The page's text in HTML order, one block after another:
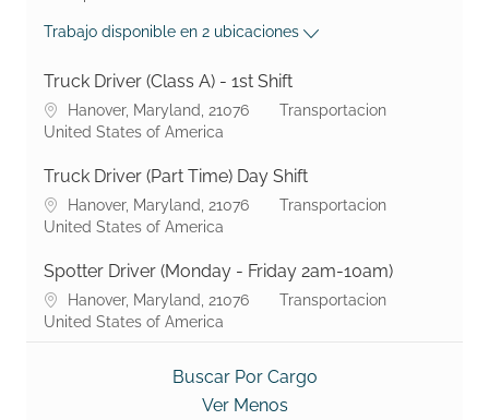
Trabajo disponible en 2 ubicaciones
Truck Driver (Class A) - 1st Shift
No podemos encontrar la página que está buscando.
Hanover, Maryland, 21076 Shaw Industries Group, Inc.
Transportacion
United States of America
Truck Driver (Part Time) Day Shift
No podemos encontrar la página que está buscando.
Hanover, Maryland, 21076 Shaw Industries Group, Inc.
Transportacion
United States of America
Spotter Driver (Monday - Friday 2am-10am)
No podemos encontrar la página que está buscando.
Hanover, Maryland, 21076 Shaw Industries Group, Inc.
Transportacion
United States of America
Buscar Por Cargo
Ver Menos